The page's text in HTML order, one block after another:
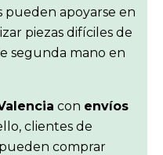
apoyarse en
piezas difíciles de
segunda mano en
con envíos
clientes de
comprar